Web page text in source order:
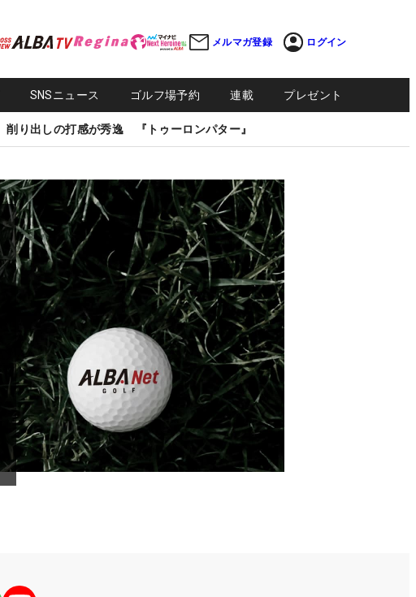
メルマガ登録 ログイン
SNSニュース ゴルフ場予約 連載 プレゼント
削り出しの打感が秀逸 『トゥーロンパター』